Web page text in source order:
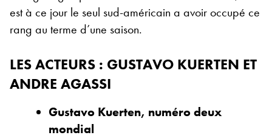
est à ce jour le seul sud-américain a avoir occupé ce
rang au terme d’une saison.
LES ACTEURS : GUSTAVO KUERTEN ET
ANDRE AGASSI
Gustavo Kuerten, numéro deux
mondial